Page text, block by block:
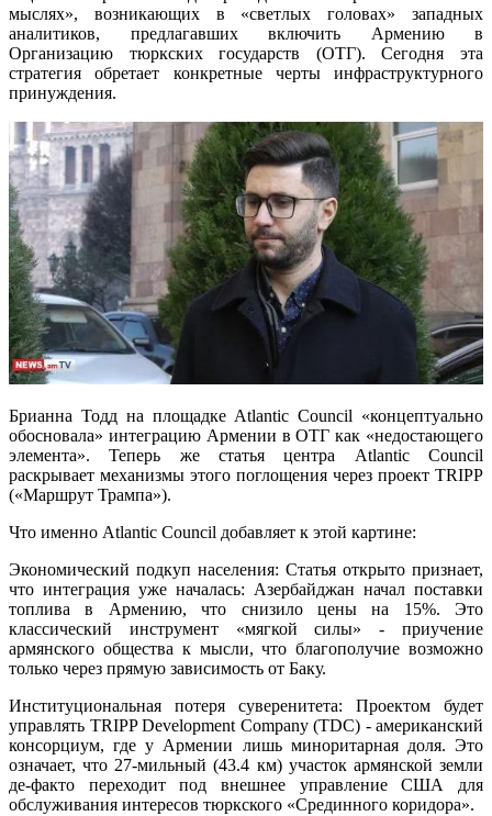
мыслях», возникающих в «светлых головах» западных
аналитиков, предлагавших включить Армению в
Организацию тюркских государств (ОТГ). Сегодня эта
стратегия обретает конкретные черты инфраструктурного
принуждения.
Брианна Тодд на площадке Atlantic Council «концептуально
обосновала» интеграцию Армении в ОТГ как «недостающего
элемента». Теперь же статья центра Atlantic Council
раскрывает механизмы этого поглощения через проект TRIPP
(«Маршрут Трампа»).
Что именно Atlantic Council добавляет к этой картине:
Экономический подкуп населения: Статья открыто признает,
что интеграция уже началась: Азербайджан начал поставки
топлива в Армению, что снизило цены на 15%. Это
классический инструмент «мягкой силы» - приучение
армянского общества к мысли, что благополучие возможно
только через прямую зависимость от Баку.
Институциональная потеря суверенитета: Проектом будет
управлять TRIPP Development Company (TDC) - американский
консорциум, где у Армении лишь миноритарная доля. Это
означает, что 27-мильный (43.4 км) участок армянской земли
де-факто переходит под внешнее управление США для
обслуживания интересов тюркского «Срединного коридора».